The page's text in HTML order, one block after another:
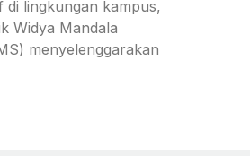
di lingkungan kampus,
Widya Mandala
menyelenggarakan